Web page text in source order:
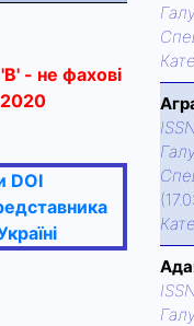
- не фахові
DOI